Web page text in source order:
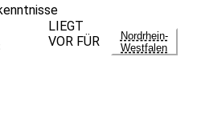
LIEGT
VOR FÜR
Nordrhein-
Westfalen